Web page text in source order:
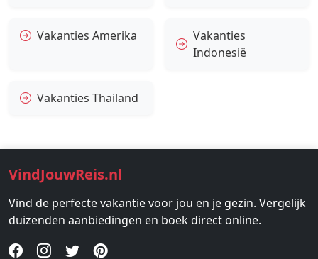
Vakanties Amerika
Vakanties
Indonesië
Vakanties Thailand
VindJouwReis.nl
Vind de perfecte vakantie voor jou en je gezin. Vergelijk
duizenden aanbiedingen en boek direct online.